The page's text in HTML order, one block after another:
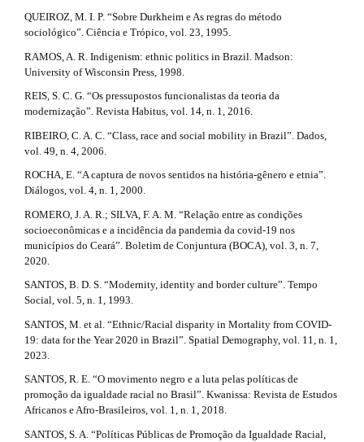
QUEIROZ, M. I. P. “Sobre Durkheim e As regras do método
sociológico”. Ciência e Trópico, vol. 23, 1995.
RAMOS, A. R. Indigenism: ethnic politics in Brazil. Madson:
University of Wisconsin Press, 1998.
REIS, S. C. G. “Os pressupostos funcionalistas da teoria da
modernização”. Revista Habitus, vol. 14, n. 1, 2016.
RIBEIRO, C. A. C. “Class, race and social mobility in Brazil”. Dados,
vol. 49, n. 4, 2006.
ROCHA, E. “A captura de novos sentidos na história-gênero e etnia”.
Diálogos, vol. 4, n. 1, 2000.
ROMERO, J. A. R.; SILVA, F. A. M. “Relação entre as condições
socioeconômicas e a incidência da pandemia da covid-19 nos
municípios do Ceará”. Boletim de Conjuntura (BOCA), vol. 3, n. 7,
2020.
SANTOS, B. D. S. “Modernity, identity and border culture”. Tempo
Social, vol. 5, n. 1, 1993.
SANTOS, M. et al. “Ethnic/Racial disparity in Mortality from COVID-
19: data for the Year 2020 in Brazil”. Spatial Demography, vol. 11, n. 1,
2023.
SANTOS, R. E. “O movimento negro e a luta pelas políticas de
promoção da igualdade racial no Brasil”. Kwanissa: Revista de Estudos
Africanos e Afro-Brasileiros, vol. 1, n. 1, 2018.
SANTOS, S. A. “Políticas Públicas de Promoção da Igualdade Racial,